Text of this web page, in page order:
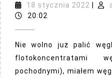
18 stycznia 2022 18
20:02
Nie wolno już palić
flotokoncentratami
pochodnymi), miałem